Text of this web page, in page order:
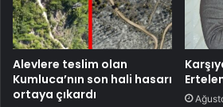
Alevlere teslim olan
Kumluca’nın son hali hasarı
ortaya çıkardı